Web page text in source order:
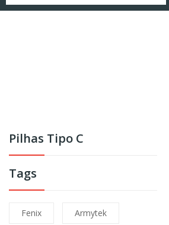
Pilhas Tipo C
Tags
Fenix Armytek